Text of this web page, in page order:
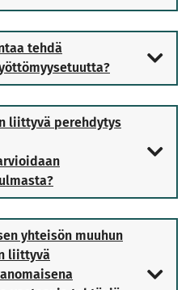
tehdä
liittyvä perehdytys
yhteisön muuhun
liittyvä